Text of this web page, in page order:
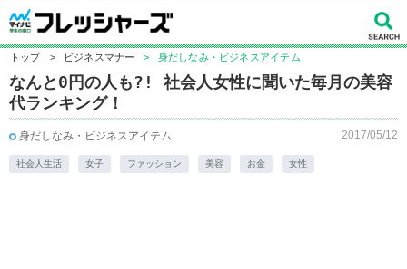
トップ > ビジネスマナー > 身だしなみ・ビジネスアイテム
なんと0円の人も?! 社会人女性に聞いた毎月の美容
代ランキング！
身だしなみ・ビジネスアイテム 2017/05/12
社会人生活 女子 ファッション 美容 お金 女性